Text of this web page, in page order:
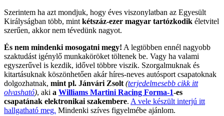
Szerintem ha azt mondjuk, hogy éves viszonylatban az Egyesült
Királyságban több, mint kétszáz-ezer magyar tartózkodik életvitel
szerűen, akkor nem tévedünk nagyot.
És nem mindenki mosogatni megy! A legtöbben ennél nagyobb
szaktudást igénylő munkaköröket töltenek be. Vagy ha valami
egyszerűvel is kezdik, idővel többre viszik. Szorgalmuknak és
kitartásuknak köszönhetően akár híres-neves autósport csapatoknak
dolgozhatnak, mint pl. Jánvári Zsolt (terjedelmesebb cikk itt
olvasható), aki a Williams Martini Racing Forma-1-es
csapatának elektronikai szakembere. A vele készült interjú itt
hallgatható meg. Mindenki szíves figyelmébe ajánlom.